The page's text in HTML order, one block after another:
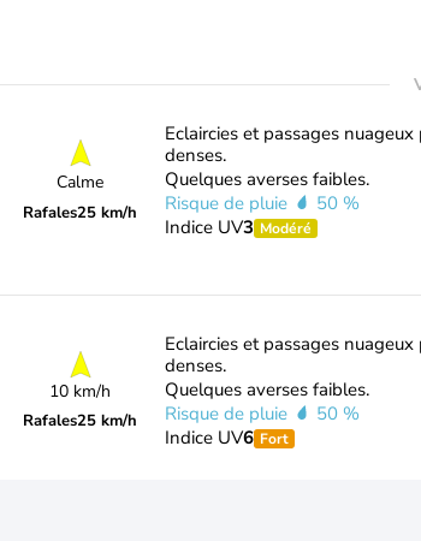
Calme
Rafales25 km/h
Eclaircies et passages nuageux
denses.
Quelques averses faibles.
Risque de pluie
50 %
Indice UV3 Modéré
10 km/h
Rafales25 km/h
Eclaircies et passages nuageux
denses.
Quelques averses faibles.
Risque de pluie
50 %
Indice UV6 Fort